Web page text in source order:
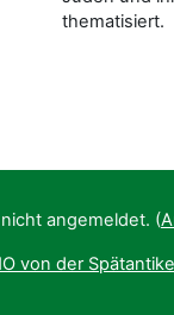
thematisiert.
angemeldet. (
von der